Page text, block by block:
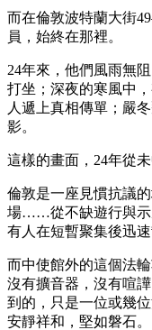
而在倫敦波特蘭大街
員，始終在那裡。
24年來，他們風雨無
打坐；深夜的寒風中
人遞上真相傳單；嚴
影。
這樣的畫面，24年從未
倫敦是一座見慣抗議
場……從不缺遊行與示
有人在短暫聚集後迅速
而中使館外的這個法
沒有擴音器，沒有喧
到的，只是一位或幾
安靜祥和，堅如磐石。